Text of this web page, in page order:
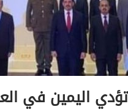
اليمين في